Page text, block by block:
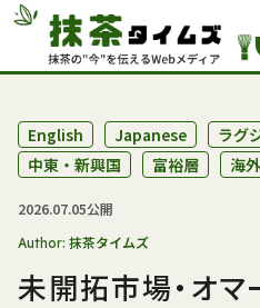
English Japanese
ラグ
中東・新興国
富裕層 海
2026.07.05公開
Author: 抹茶タイムズ
未開拓市場・オ